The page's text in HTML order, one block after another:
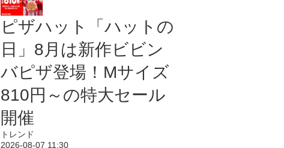
ピザハット「ハットの
日」8月は新作ビビン
バピザ登場！Mサイズ
810円～の特大セール
開催
トレンド
2026-08-07 11:30